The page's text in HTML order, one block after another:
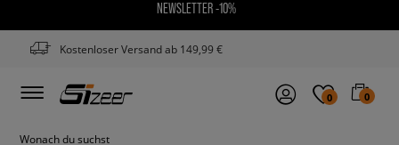
NEWSLETTER -10%
Kostenloser Versand ab 149,99 €
0 0